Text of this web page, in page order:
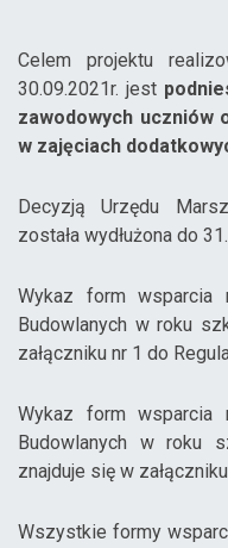
Celem projektu
30.09.2021r. jest
zawodowych uczniów
w zajęciach
Decyzją Urzędu
została wydłużona do
Wykaz form wsparcia
Budowlanych w roku
załączniku nr 1 do
Wykaz form wsparcia
Budowlanych w roku
znajduje się w
Wszystkie formy